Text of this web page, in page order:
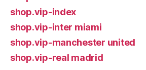
shop.vip-index
shop.vip-inter miami
shop.vip-manchester united
shop.vip-real madrid